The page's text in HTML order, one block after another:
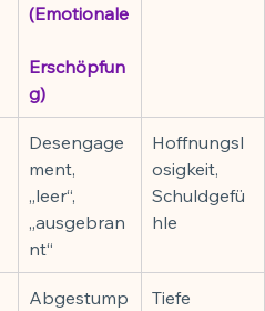
(Emotionale
Erschöpfun
g)
Desengage
ment,
„leer“,
„ausgebran
nt“
Hoffnungsl
osigkeit,
Schuldgefü
hle
Abgestump
Tiefe